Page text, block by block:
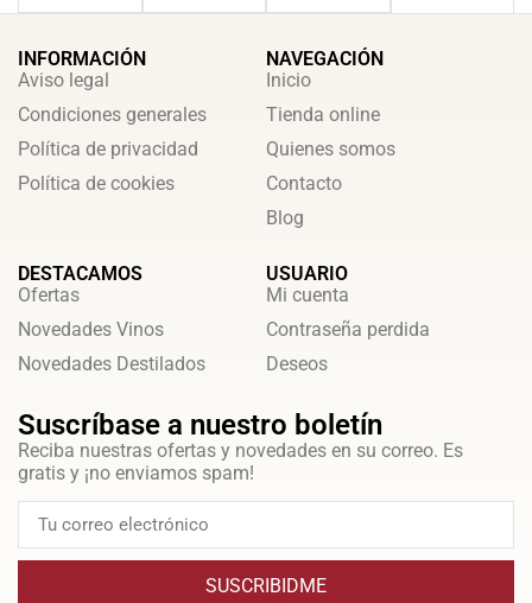
INFORMACIÓN
Aviso legal
Condiciones generales
Política de privacidad
Política de cookies
NAVEGACIÓN
Inicio
Tienda online
Quienes somos
Contacto
Blog
DESTACAMOS
Ofertas
Novedades Vinos
Novedades Destilados
USUARIO
Mi cuenta
Contraseña perdida
Deseos
Suscríbase a nuestro boletín
Reciba nuestras ofertas y novedades en su correo. Es
gratis y ¡no enviamos spam!
SUSCRIBIDME